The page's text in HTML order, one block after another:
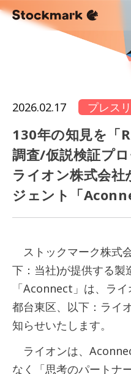
2026.02.17 プレス
130年の知見を「
調査/仮説検証プ
ライオン株式会
ジェント「
ストックマーク株式
下：当社)が提供する製
「Aconnect」は、ラ
都台東区、以下：ライ
知らせいたします。
ライオンは、
なく「思考のパートナ